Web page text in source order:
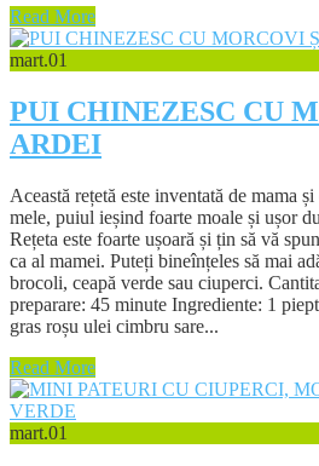
Read More
mart.01
PUI CHINEZESC CU
ARDEI
Această rețetă este inventată de mama
mele, puiul ieșind foarte moale și ușor
Rețeta este foarte ușoară și țin să vă
ca al mamei. Puteți bineînțeles să mai
brocoli, ceapă verde sau ciuperci.
preparare: 45 minute Ingrediente: 1
gras roșu ulei cimbru sare...
Read More
mart.01